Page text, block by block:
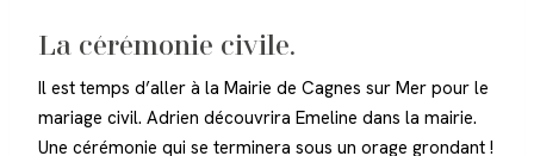
La cérémonie civile.
Il est temps d’aller à la Mairie de Cagnes sur Mer pour le
mariage civil. Adrien découvrira Emeline dans la mairie.
Une cérémonie qui se terminera sous un orage grondant !